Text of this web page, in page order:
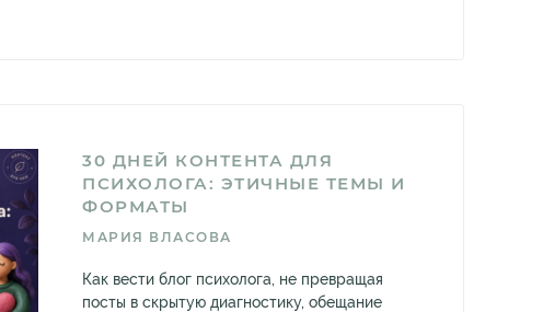
30 ДНЕЙ КОНТЕНТА ДЛЯ
ПСИХОЛОГА: ЭТИЧНЫЕ ТЕМЫ И
ФОРМАТЫ
МАРИЯ ВЛАСОВА
Как вести блог психолога, не превращая
посты в скрытую диагностику, обещание